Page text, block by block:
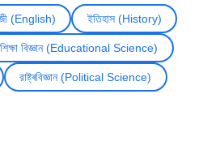
(English) ইতিহাস (History)
শিক্ষা বিজ্ঞান (Educational Science)
রাষ্ট্ৰবিজ্ঞান (Political Science)